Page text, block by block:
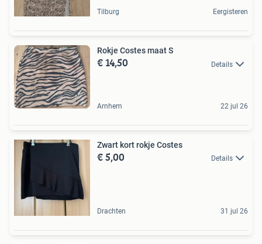
Tilburg Eergisteren
Rokje Costes maat S
€ 14,50 Details
Arnhem 22 jul 26
Zwart kort rokje Costes
€ 5,00 Details
Drachten 31 jul 26